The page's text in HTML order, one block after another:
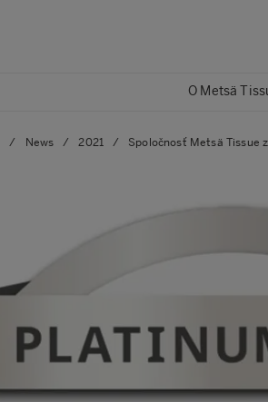
O Metsä
/ News / 2021 / Spoločnosť Metsä Tissue